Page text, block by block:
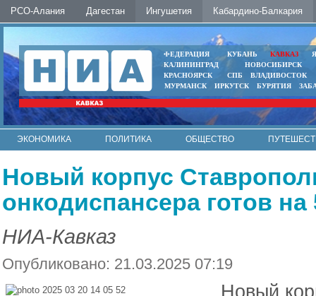
РСО-Алания Дагестан Ингушетия Кабардино-Балкария
ФЕДЕРАЦИЯ КУБАНЬ КАВКАЗ
КАЛИНИНГРАД
НОВОСИБИРСК
КРАСНОЯРСК
СПБ
ВЛАДИВОСТОК
МУРМАНСК
ИРКУТСК БУРЯТИЯ
ЭКОНОМИКА ПОЛИТИКА ОБЩЕСТВО
Новый корпус
онкодиспансера готов на
НИА-Кавказ
Опубликовано: 21.03.2025 07:19
Новый